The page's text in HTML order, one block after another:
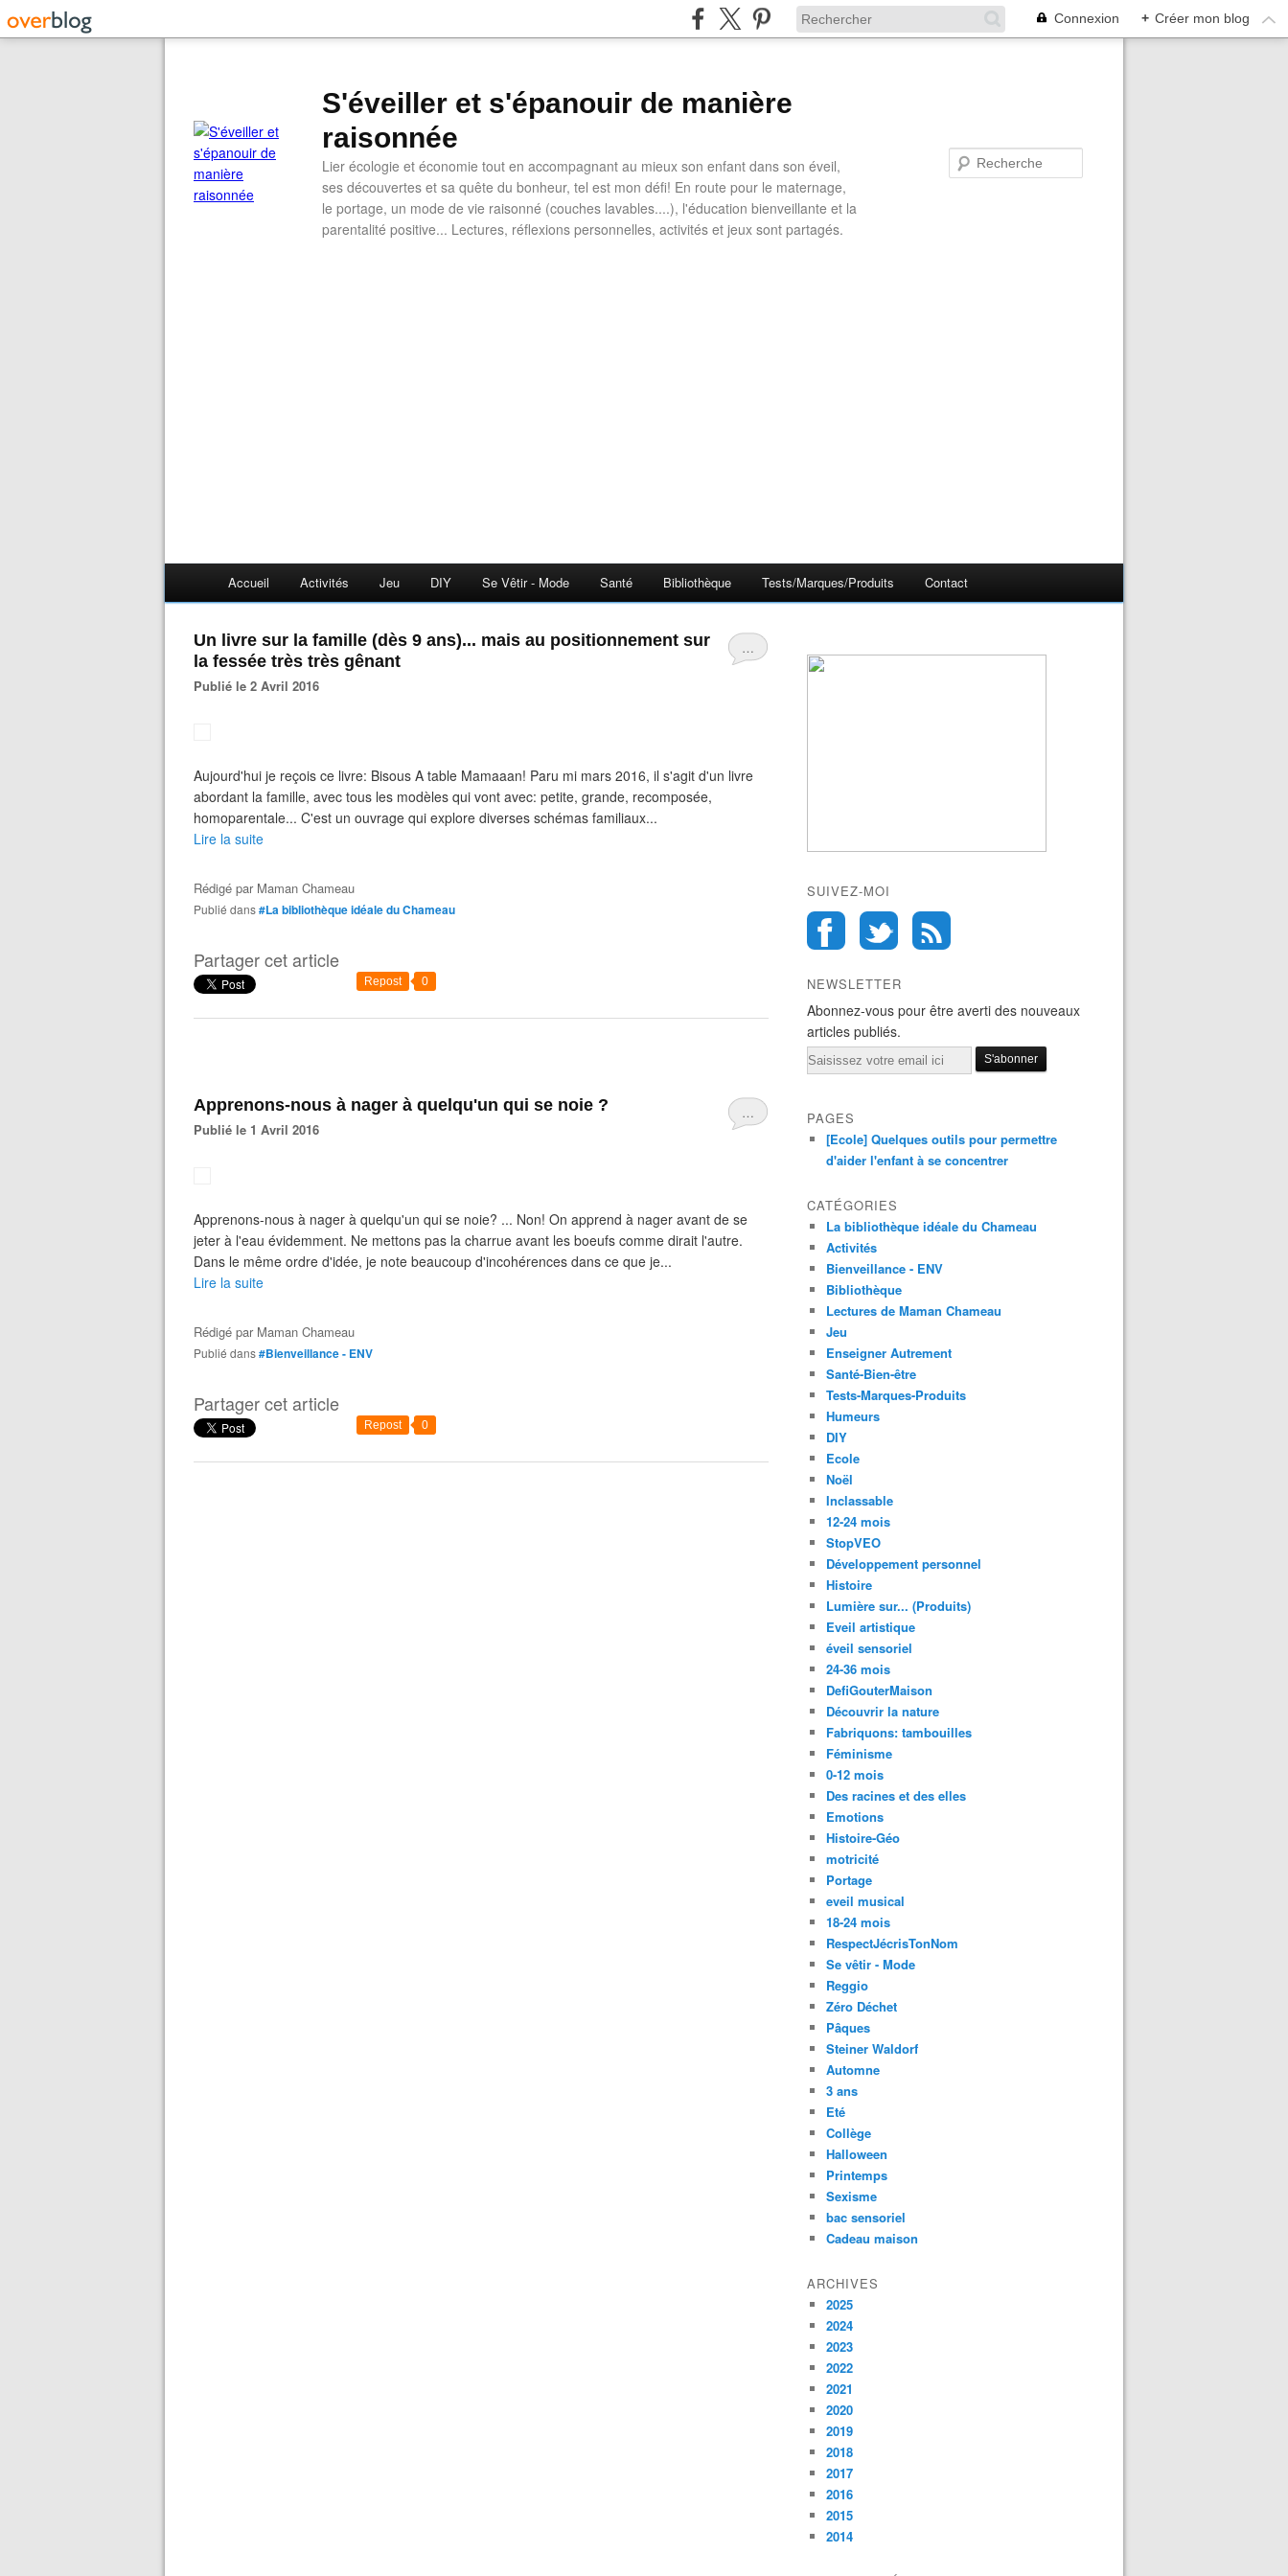
Connexion + Créer mon blog
S'éveiller et s'épanouir de manière
raisonnée
Lier écologie et économie tout en accompagnant au mieux son enfant dans son éveil,
ses découvertes et sa quête du bonheur, tel est mon défi! En route pour le maternage,
le portage, un mode de vie raisonné (couches lavables....), l'éducation bienveillante et la
parentalité positive... Lectures, réflexions personnelles, activités et jeux sont partagés.
Accueil Activités Jeu DIY Se Vêtir - Mode Santé Bibliothèque Tests/Marques/Produits Contact
…
Un livre sur la famille (dès 9 ans)... mais au positionnement sur
la fessée très très gênant
Publié le 2 Avril 2016
Aujourd'hui je reçois ce livre: Bisous A table Mamaaan! Paru mi mars 2016, il s'agit d'un livre
abordant la famille, avec tous les modèles qui vont avec: petite, grande, recomposée,
homoparentale... C'est un ouvrage qui explore diverses schémas familiaux...
Lire la suite
Rédigé par Maman Chameau
Publié dans#La bibliothèque idéale du Chameau
Partager cet article
Repost 0
…
Apprenons-nous à nager à quelqu'un qui se noie ?
Publié le 1 Avril 2016
Apprenons-nous à nager à quelqu'un qui se noie? ... Non! On apprend à nager avant de se
jeter à l'eau évidemment. Ne mettons pas la charrue avant les boeufs comme dirait l'autre.
Dans le même ordre d'idée, je note beaucoup d'incohérences dans ce que je...
Lire la suite
Rédigé par Maman Chameau
Publié dans#Bienveillance - ENV
Partager cet article
Repost 0
SUIVEZ-MOI
NEWSLETTER
Abonnez-vous pour être averti des nouveaux
articles publiés.
Email
PAGES
[Ecole] Quelques outils pour permettre
d'aider l'enfant à se concentrer
CATÉGORIES
La bibliothèque idéale du Chameau
Activités
Bienveillance - ENV
Bibliothèque
Lectures de Maman Chameau
Jeu
Enseigner Autrement
Santé-Bien-être
Tests-Marques-Produits
Humeurs
DIY
Ecole
Noël
Inclassable
12-24 mois
StopVEO
Développement personnel
Histoire
Lumière sur... (Produits)
Eveil artistique
éveil sensoriel
24-36 mois
DefiGouterMaison
Découvrir la nature
Fabriquons: tambouilles
Féminisme
0-12 mois
Des racines et des elles
Emotions
Histoire-Géo
motricité
Portage
eveil musical
18-24 mois
RespectJécrisTonNom
Se vêtir - Mode
Reggio
Zéro Déchet
Pâques
Steiner Waldorf
Automne
3 ans
Eté
Collège
Halloween
Printemps
Sexisme
bac sensoriel
Cadeau maison
ARCHIVES
2025
2024
2023
2022
2021
2020
2019
2018
2017
2016
2015
2014